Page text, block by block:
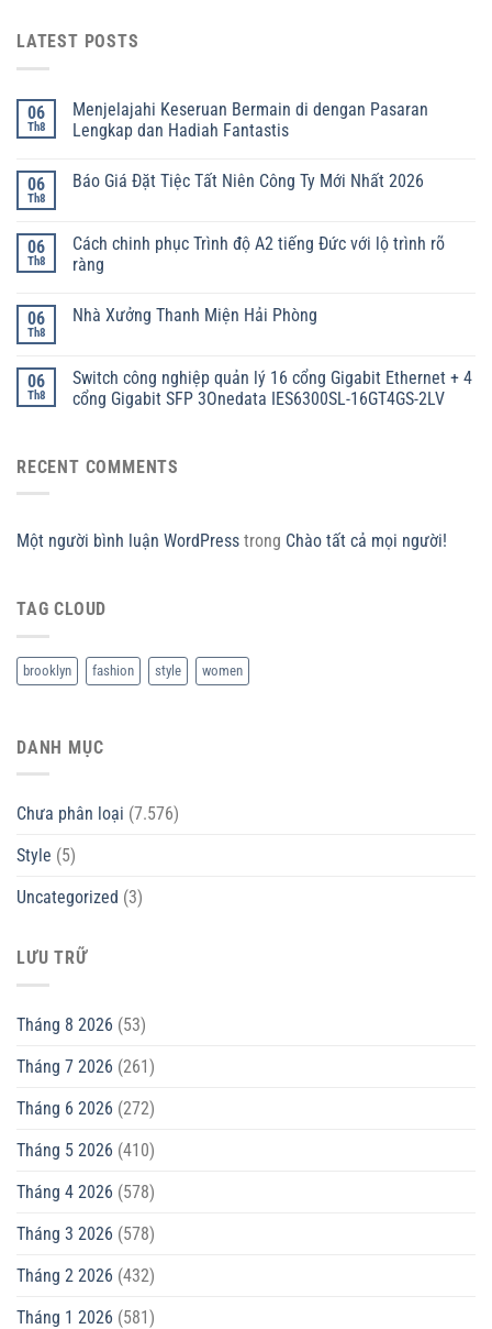
LATEST POSTS
06
Th8
Menjelajahi Keseruan Bermain di dengan Pasaran
Lengkap dan Hadiah Fantastis
06
Th8
Báo Giá Đặt Tiệc Tất Niên Công Ty Mới Nhất 2026
06
Th8
Cách chinh phục Trình độ A2 tiếng Đức với lộ trình rõ
ràng
06
Th8
Nhà Xưởng Thanh Miện Hải Phòng
06
Th8
Switch công nghiệp quản lý 16 cổng Gigabit Ethernet + 4
cổng Gigabit SFP 3Onedata IES6300SL-16GT4GS-2LV
RECENT COMMENTS
Một người bình luận WordPress trong Chào tất cả mọi người!
TAG CLOUD
brooklyn fashion style women
DANH MỤC
Chưa phân loại (7.576)
Style (5)
Uncategorized (3)
LƯU TRỮ
Tháng 8 2026 (53)
Tháng 7 2026 (261)
Tháng 6 2026 (272)
Tháng 5 2026 (410)
Tháng 4 2026 (578)
Tháng 3 2026 (578)
Tháng 2 2026 (432)
Tháng 1 2026 (581)